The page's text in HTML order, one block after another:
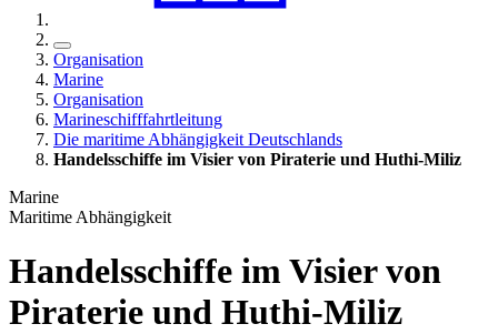
Organisation
Marine
Organisation
Marineschifffahrtleitung
Die maritime Abhängigkeit Deutschlands
Handelsschiffe im Visier von Piraterie und Huthi-Miliz
Marine
Maritime Abhängigkeit
Handelsschiffe im Visier von
Piraterie und Huthi-Miliz